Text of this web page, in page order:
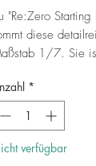
"Re:Zero
diese
1/7. Sie
Achtung! Dieses
ist für Sammler
*
verfügbar